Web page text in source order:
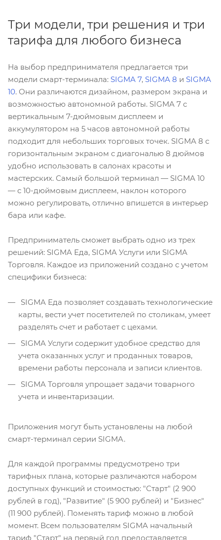
Три модели, три решения и три
тарифа для любого бизнеса
На выбор предпринимателя предлагается три
модели смарт-терминала: SIGMA 7, SIGMA 8 и SIGMA
10. Они различаются дизайном, размером экрана и
возможностью автономной работы. SIGMA 7 c
вертикальным 7-дюймовым дисплеем и
аккумулятором на 5 часов автономной работы
подходит для небольших торговых точек. SIGMA 8 с
горизонтальным экраном с диагональю 8 дюймов
удобно использовать в салонах красоты и
мастерских. Самый большой терминал — SIGMA 10
— с 10-дюймовым дисплеем, наклон которого
можно регулировать, отлично впишется в интерьер
бара или кафе.
Предприниматель сможет выбрать одно из трех
решений: SIGMA Еда, SIGMA Услуги или SIGMA
Торговля. Каждое из приложений создано с учетом
специфики бизнеса:
SIGMA Еда позволяет создавать технологические
карты, вести учет посетителей по столикам, умеет
разделять счет и работает с цехами.
SIGMA Услуги содержит удобное средство для
учета оказанных услуг и проданных товаров,
времени работы персонала и записи клиентов.
SIGMA Торговля упрощает задачи товарного
учета и инвентаризации.
Приложения могут быть установлены на любой
смарт-терминал серии SIGMA.
Для каждой программы предусмотрено три
тарифных плана, которые различаются набором
доступных функций и стоимостью: "Старт" (2 900
рублей в год), "Развитие" (5 900 рублей) и "Бизнес"
(11 900 рублей). Поменять тариф можно в любой
момент. Всем пользователям SIGMA начальный
тариф "Старт" на первый год предоставляется